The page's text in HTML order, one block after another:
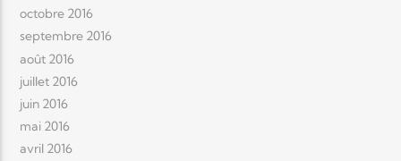
octobre 2016
septembre 2016
août 2016
juillet 2016
juin 2016
mai 2016
avril 2016